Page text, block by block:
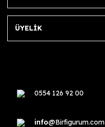
ÜYELİK
0554 126 92 00
info@Birfigurum.com